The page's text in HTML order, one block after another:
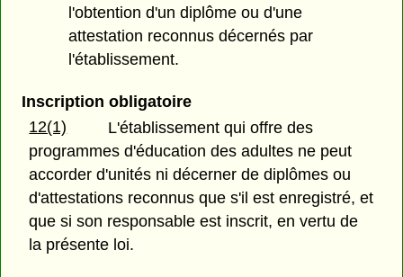
l'obtention d'un diplôme ou d'une
attestation reconnus décernés par
l'établissement.
Inscription obligatoire
12(1)
L'établissement qui offre des
programmes d'éducation des adultes ne peut
accorder d'unités ni décerner de diplômes ou
d'attestations reconnus que s'il est enregistré, et
que si son responsable est inscrit, en vertu de
la présente loi.